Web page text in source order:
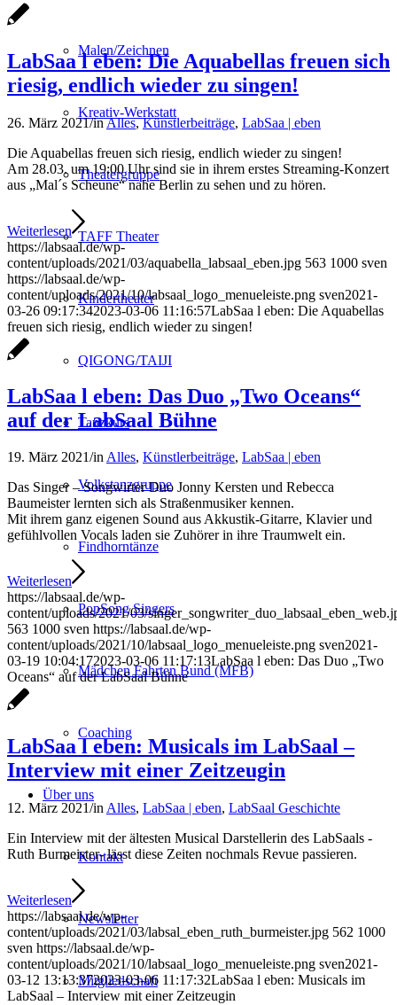
Malen/Zeichnen
Kreativ-Werkstatt
Theatergruppe
TAFF Theater
Kindertheater
QIGONG/TAIJI
Tanzkurs
Volkstanzgruppe
Findhorntänze
PopSong Singers
Mädchen Fahrten Bund (MFB)
Coaching
Über uns
Kontakt
Newsletter
Mitgliedschaft
LabSaa l eben: Die Aquabellas freuen sich
riesig, endlich wieder zu singen!
26. März 2021/inAlles,Künstlerbeiträge, LabSaa | eben
Die Aquabellas freuen sich riesig, endlich wieder zu singen!
Am 28.03. um 19:00 Uhr sind sie in ihrem erstes Streaming-Konzert
aus „Mal´s Scheune“ nahe Berlin zu sehen und zu hören.
Weiterlesen
https://labsaal.de/wp-
content/uploads/2021/03/aquabella_labsaal_eben.jpg 563 1000 sven
https://labsaal.de/wp-
content/uploads/2021/10/labsaal_logo_menueleiste.png sven2021-
03-26 09:17:342023-03-06 11:16:57LabSaa l eben: Die Aquabellas
freuen sich riesig, endlich wieder zu singen!
LabSaa l eben: Das Duo „Two Oceans“
auf der LabSaal Bühne
19. März 2021/inAlles, Künstlerbeiträge, LabSaa | eben
Das Singer – Songwirter Duo Jonny Kersten und Rebecca
Baumeister lernten sich als Straßenmusiker kennen.
Mit ihrem ganz eigenen Sound aus Akkustik-Gitarre, Klavier und
gefühlvollen Vocals laden sie Zuhörer in ihre Traumwelt ein.
Weiterlesen
https://labsaal.de/wp-
content/uploads/2021/03/
563 1000 sven https://labsaal.de/wp-
content/uploads/2021/10/labsaal_logo_menueleiste.png sven2021-
03-19 10:04:172023-03-06 11:17:13LabSaa l eben: Das Duo „Two
Oceans“ auf der LabSaal Bühne
LabSaa l eben: Musicals im LabSaal –
Interview mit einer Zeitzeugin
12. März 2021/in Alles, LabSaa | eben, LabSaal Geschichte
Ein Interview mit der ältesten Musical Darstellerin des LabSaals -
Ruth Burmeister- lässt diese Zeiten nochmals Revue passieren.
Weiterlesen
https://labsaal.de/wp-
content/uploads/2021/03/labsal_eben_ruth_burmeister.jpg 562 1000
sven https://labsaal.de/wp-
content/uploads/2021/10/labsaal_logo_menueleiste.png sven2021-
03-12 13:13:372023-03-06 11:17:32LabSaa l eben: Musicals im
LabSaal – Interview mit einer Zeitzeugin